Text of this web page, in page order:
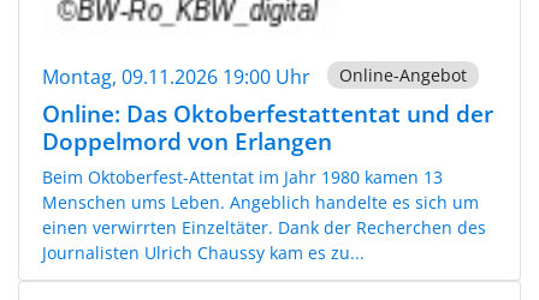
Montag, 09.11.2026 19:00 Uhr Online-Angebot
Online: Das Oktoberfestattentat und der
Doppelmord von Erlangen
Beim Oktoberfest-Attentat im Jahr 1980 kamen 13
Menschen ums Leben. Angeblich handelte es sich um
einen verwirrten Einzeltäter. Dank der Recherchen des
Journalisten Ulrich Chaussy kam es zu...